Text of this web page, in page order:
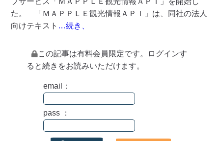
た。 「ＭＡＰＰＬＥ観光情報ＡＰＩ」は、同社の法人
向けテキスト …続き、
この記事は有料会員限定です。ログインす
ると続きをお読みいただけます。
email：
pass ：